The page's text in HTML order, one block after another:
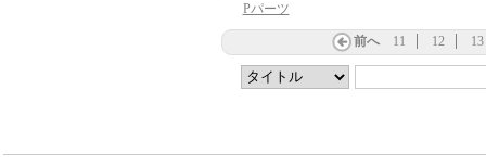
Pパーツ
前へ 11 12 13